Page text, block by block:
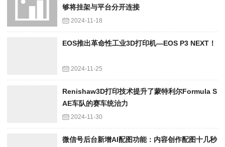
够将挂架与平台分开连接
2024-11-18
EOS推出革命性工业3D打印机—EOS P3 NEXT！
2024-11-25
Renishaw3D打印技术提升了蒙特利尔Formula S
AE车队的赛车统治力
2024-11-30
微信号后台新增AI配图功能：内容创作配图十几秒